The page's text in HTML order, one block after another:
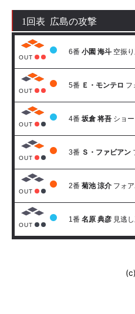
1回表 広島の攻撃
OUT
6番 小園 海斗 空振
OUT
5番 Ｅ・モンテロ フ
OUT
4番 坂倉 将吾 ショ
OUT
3番 Ｓ・ファビアン
OUT
2番 菊池 涼介 フォ
OUT
1番 名原 典彦 見逃